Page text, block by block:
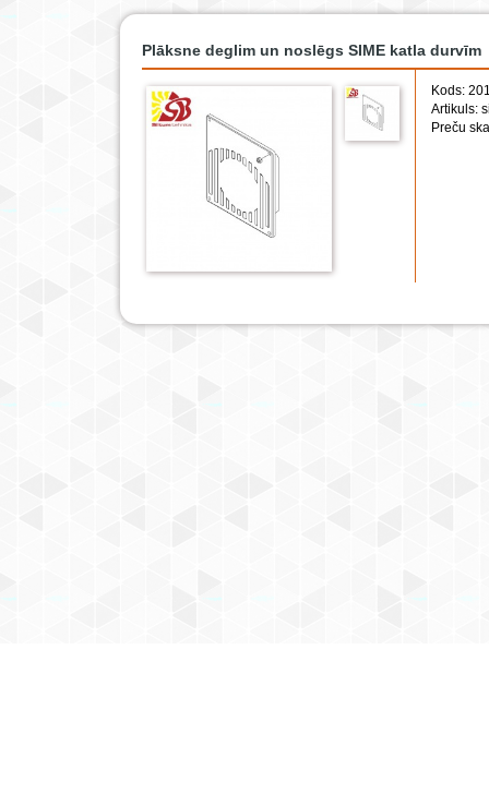
Plāksne deglim un noslēgs SIME katla durvīm
Kods:
Artikuls:
Preču